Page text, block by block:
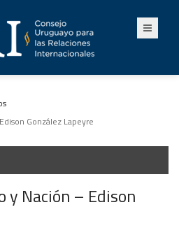
González Lapeyre
y Nación – Edison